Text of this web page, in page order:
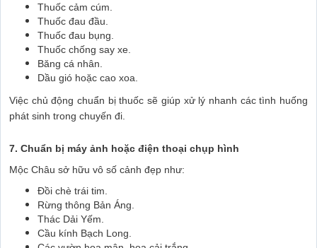
Thuốc cảm cúm.
Thuốc đau đầu.
Thuốc đau bụng.
Thuốc chống say xe.
Băng cá nhân.
Dầu gió hoặc cao xoa.
Việc chủ động chuẩn bị thuốc sẽ giúp xử lý nhanh các tình huống
phát sinh trong chuyến đi.
7. Chuẩn bị máy ảnh hoặc điện thoại chụp hình
Mộc Châu sở hữu vô số cảnh đẹp như:
Đồi chè trái tim.
Rừng thông Bản Áng.
Thác Dải Yếm.
Cầu kính Bạch Long.